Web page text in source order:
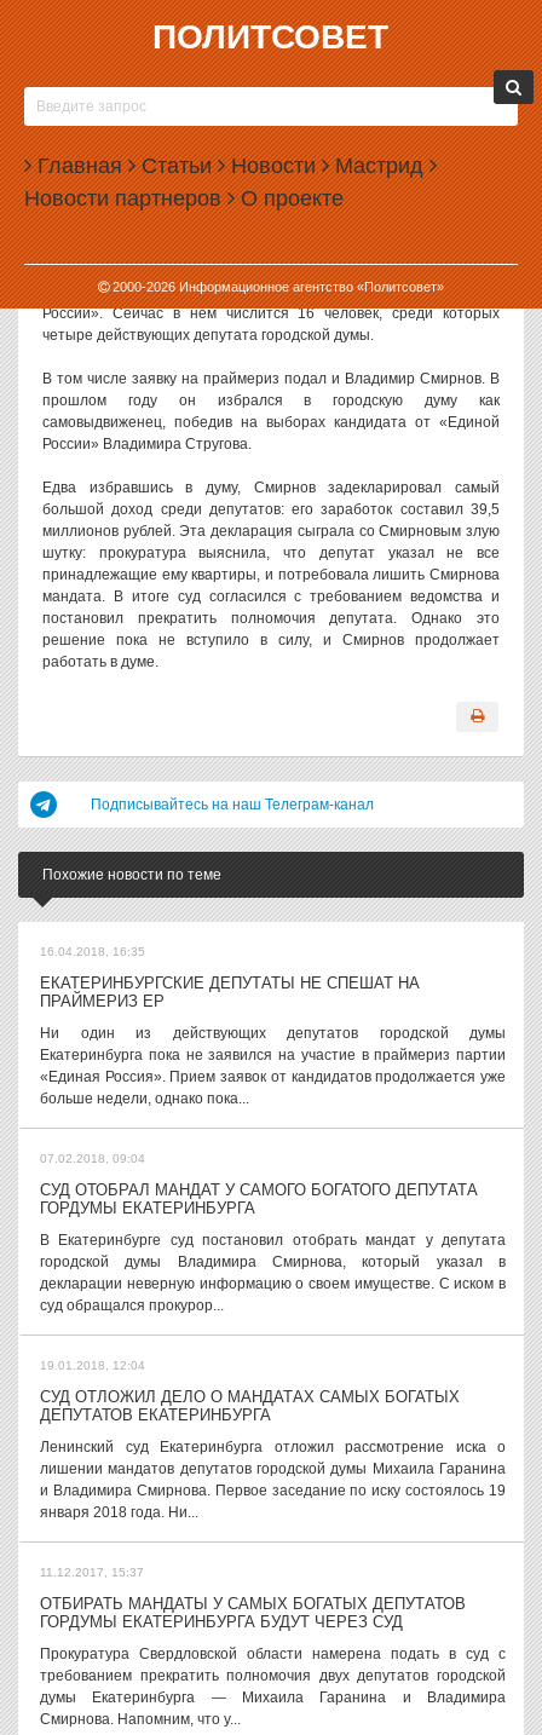
ПОЛИТСОВЕТ
Главная Статьи Новости Мастрид
Новости партнеров О проекте
2000-2026Информационное агентство «Политсовет»
23.04.2018, 09:42
САМОВЫДВИЖЕНЕЦ, ПОБЕДИВШИЙ
ЕДИНОРОССА, ПОДАЛ ДОКУМЕНТЫ НА
ПРАЙМЕРИЗ ЕР
Депутат городской думы Екатеринбурга Владимир Смирнов
подал документы на участие в праймериз «Единой России». В
прошлом году он боролся на выборах против кандидата от ЕР.
Список участников праймериз опубликован на сайте «Единой
России». Сейчас в нем числится 16 человек, среди которых
четыре действующих депутата городской думы.
В том числе заявку на праймериз подал и Владимир Смирнов. В
прошлом году он избрался в городскую думу как
самовыдвиженец, победив на выборах кандидата от «Единой
России» Владимира Стругова.
Едва избравшись в думу, Смирнов задекларировал самый
большой доход среди депутатов: его заработок составил 39,5
миллионов рублей. Эта декларация сыграла со Смирновым злую
шутку: прокуратура выяснила, что депутат указал не все
принадлежащие ему квартиры, и потребовала лишить Смирнова
мандата. В итоге суд согласился с требованием ведомства и
постановил прекратить полномочия депутата. Однако это
решение пока не вступило в силу, и Смирнов продолжает
работать в думе.
Подписывайтесь на наш Телеграм-канал
Похожие новости по теме
16.04.2018, 16:35
ЕКАТЕРИНБУРГСКИЕ ДЕПУТАТЫ НЕ СПЕШАТ НА
ПРАЙМЕРИЗ ЕР
Ни один из действующих депутатов городской думы
Екатеринбурга пока не заявился на участие в праймериз партии
«Единая Россия». Прием заявок от кандидатов продолжается уже
больше недели, однако пока...
07.02.2018, 09:04
СУД ОТОБРАЛ МАНДАТ У САМОГО БОГАТОГО ДЕПУТАТА
ГОРДУМЫ ЕКАТЕРИНБУРГА
В Екатеринбурге суд постановил отобрать мандат у депутата
городской думы Владимира Смирнова, который указал в
декларации неверную информацию о своем имуществе. С иском в
суд обращался прокурор...
19.01.2018, 12:04
СУД ОТЛОЖИЛ ДЕЛО О МАНДАТАХ САМЫХ БОГАТЫХ
ДЕПУТАТОВ ЕКАТЕРИНБУРГА
Ленинский суд Екатеринбурга отложил рассмотрение иска о
лишении мандатов депутатов городской думы Михаила Гаранина
и Владимира Смирнова. Первое заседание по иску состоялось 19
января 2018 года. Ни...
11.12.2017, 15:37
ОТБИРАТЬ МАНДАТЫ У САМЫХ БОГАТЫХ ДЕПУТАТОВ
ГОРДУМЫ ЕКАТЕРИНБУРГА БУДУТ ЧЕРЕЗ СУД
Прокуратура Свердловской области намерена подать в суд с
требованием прекратить полномочия двух депутатов городской
думы Екатеринбурга — Михаила Гаранина и Владимира
Смирнова. Напомним, что у...